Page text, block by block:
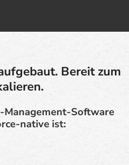
Bereit zum
Management-Software
native ist: